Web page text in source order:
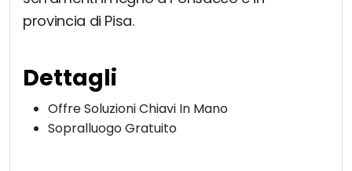
provincia di Pisa.
Dettagli
Offre Soluzioni Chiavi In Mano
Sopralluogo Gratuito